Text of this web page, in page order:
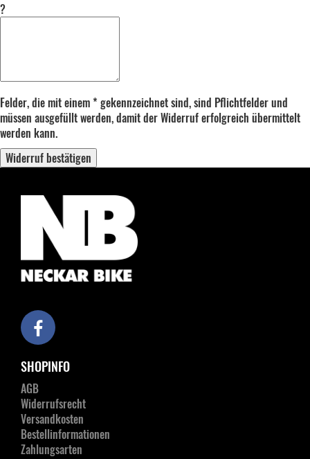
?
Felder, die mit einem * gekennzeichnet sind, sind Pflichtfelder und
müssen ausgefüllt werden, damit der Widerruf erfolgreich übermittelt
werden kann.
Widerruf bestätigen
SHOPINFO
AGB
Widerrufsrecht
Versandkosten
Bestellinformationen
Zahlungsarten